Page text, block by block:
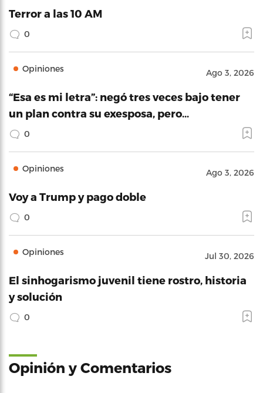
Terror a las 10 AM
0
Opiniones Ago 3, 2026
“Esa es mi letra”: negó tres veces bajo tener
un plan contra su exesposa, pero…
0
Opiniones Ago 3, 2026
Voy a Trump y pago doble
0
Opiniones Jul 30, 2026
El sinhogarismo juvenil tiene rostro, historia
y solución
0
Opinión y Comentarios